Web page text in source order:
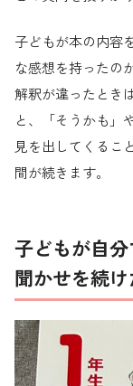
子どもが本の内容
な感想を持ったの
解釈が違ったとき
と、「そうかも」
見を出してくるこ
間が続きます。
子どもが自
聞かせを続